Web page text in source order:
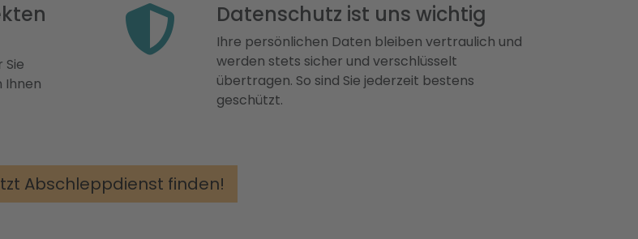
Sie
Ihnen
Datenschutz ist uns wichtig
Ihre persönlichen Daten bleiben vertraulich und
werden stets sicher und verschlüsselt
übertragen. So sind Sie jederzeit bestens
geschützt.
Abschleppdienst finden!